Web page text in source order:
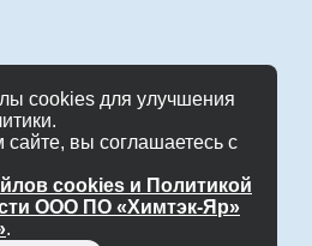
cookies для улучшения
вы соглашаетесь с
cookies и Политикой
ООО ПО «Химтэк-Яр»
.